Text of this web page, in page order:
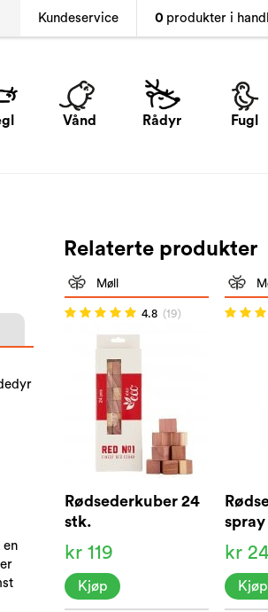
Kundeservice 0 produkter i
Vånd Rådyr Fugl
en
Relaterte produkter
Møll
4.8 (19)
Rødsederkuber 24
stk.
kr 119
Kjøp
spray
kr
Kjøp